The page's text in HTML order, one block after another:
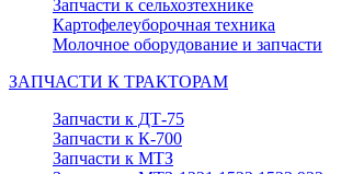
Запчасти к сельхозтехнике
Картофелеуборочная техника
Молочное оборудование и запчасти
ЗАПЧАСТИ К ТРАКТОРАМ
Запчасти к ДТ-75
Запчасти к К-700
Запчасти к МТЗ